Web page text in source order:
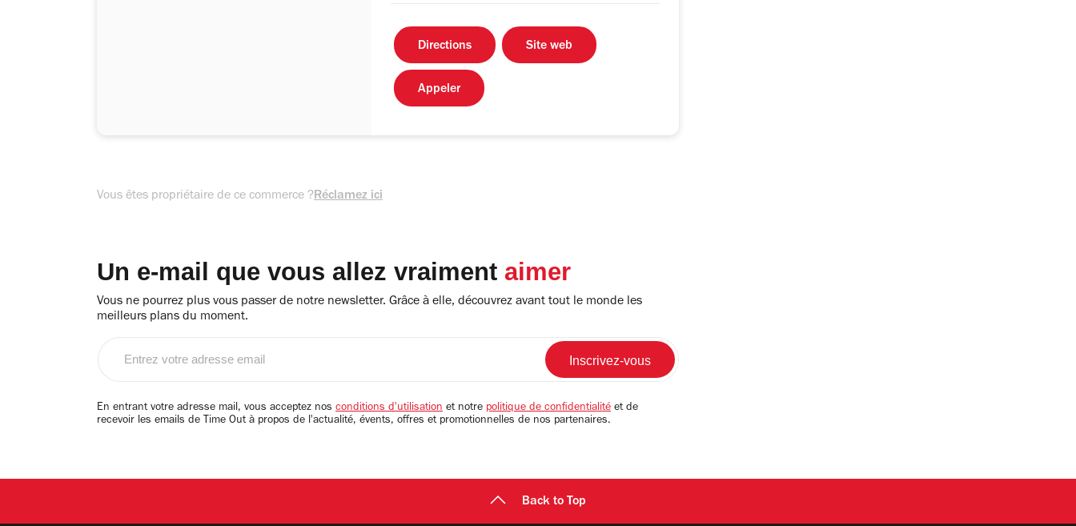
Directions Site web
Appeler
Vous êtes propriétaire de ce commerce ?Réclamez ici
Un e-mail que vous allez vraiment aimer
Vous ne pourrez plus vous passer de notre newsletter. Grâce à elle, découvrez avant tout le monde les
meilleurs plans du moment.
email
En entrant votre adresse mail, vous acceptez nos conditions d'utilisation et notre politique de confidentialité et de
recevoir les emails de Time Out à propos de l'actualité, évents, offres et promotionnelles de nos partenaires.
Back to Top